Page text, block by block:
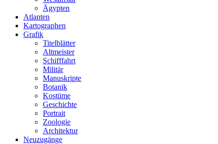
Ägypten
Atlanten
Kartographen
Grafik
Titelblätter
Altmeister
Schifffahrt
Militär
Manuskripte
Botanik
Kostüme
Geschichte
Portrait
Zoologie
Architektur
Neuzugänge